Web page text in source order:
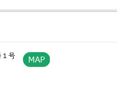
１号